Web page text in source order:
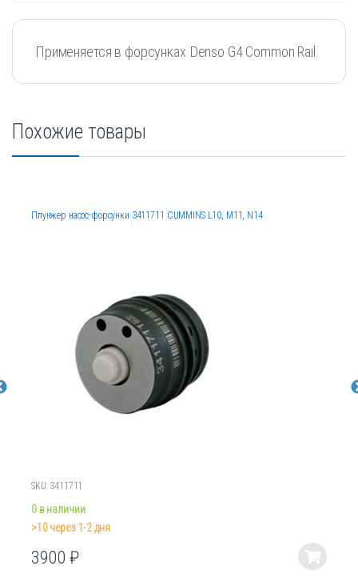
Применяется в форсунках Denso G4 Common Rail.
Похожие товары
Плунжер насос-форсунки 3411711 CUMMINS L10, M11, N14
SKU: 3411711
0 в наличии
>10 через 1-2 дня
3900₽
Этот